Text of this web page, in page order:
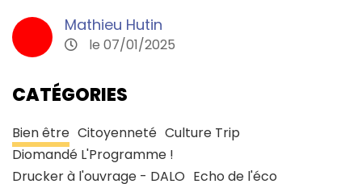
Mathieu Hutin
le 07/01/2025
CATÉGORIES
Bien être Citoyenneté Culture Trip
Diomandé L'Programme !
Drucker à l'ouvrage - DALO Echo de l'éco